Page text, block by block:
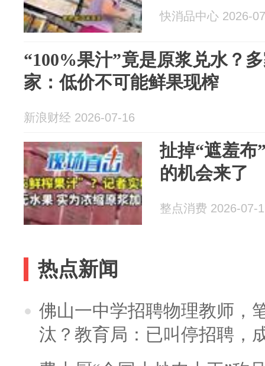
快消品中心 2026-
“100%果汁”竟是原浆兑水？
家：低价不可能鲜果现榨
新浪财经 2026-07-16
扯掉“遮羞布
的机会来了
整点消费 2026-07-
热点新闻
佛山一中学招聘物理教师，
汰？教育局：已叫停招聘，